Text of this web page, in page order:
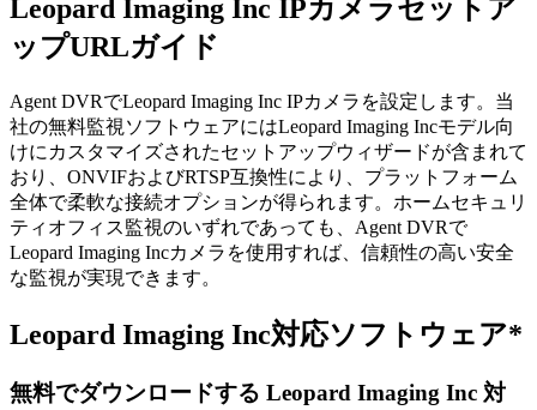
Leopard Imaging Inc IPカメラセットア
ップURLガイド
Agent DVRでLeopard Imaging Inc IPカメラを設定します。当
社の無料監視ソフトウェアにはLeopard Imaging Incモデル向
けにカスタマイズされたセットアップウィザードが含まれて
おり、ONVIFおよびRTSP互換性により、プラットフォーム
全体で柔軟な接続オプションが得られます。ホームセキュリ
ティオフィス監視のいずれであっても、Agent DVRで
Leopard Imaging Incカメラを使用すれば、信頼性の高い安全
な監視が実現できます。
Leopard Imaging Inc対応ソフトウェア*
無料でダウンロードする Leopard Imaging Inc 対